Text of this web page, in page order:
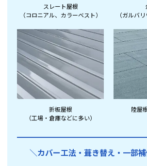
スレート屋根
（コロニアル、 カラーベスト）
（ガルバ
折板屋根
（工場・倉庫などに多い）
陸屋
＼カバー工法・葺き替え・ 一部